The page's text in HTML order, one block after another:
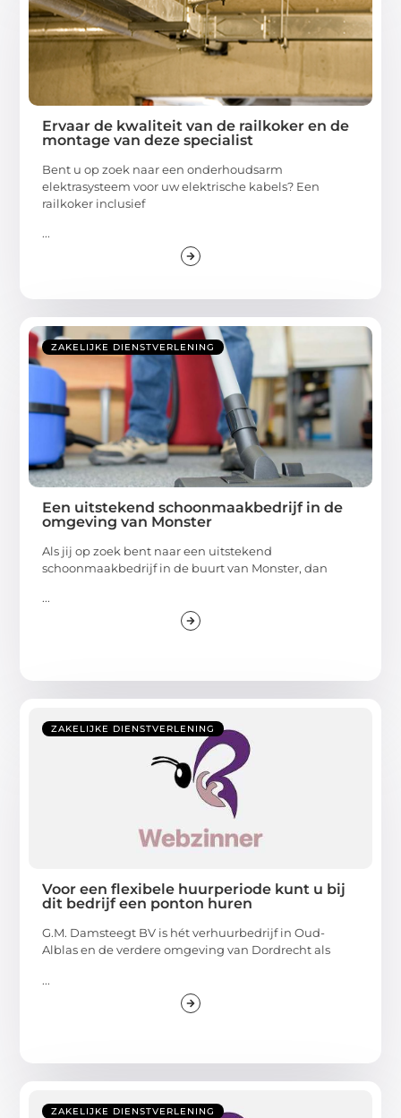
Ervaar de kwaliteit van de railkoker en de
montage van deze specialist
Bent u op zoek naar een onderhoudsarm
elektrasysteem voor uw elektrische kabels? Een
railkoker inclusief
...
ZAKELIJKE DIENSTVERLENING
Een uitstekend schoonmaakbedrijf in de
omgeving van Monster
Als jij op zoek bent naar een uitstekend
schoonmaakbedrijf in de buurt van Monster, dan
...
ZAKELIJKE DIENSTVERLENING
Voor een flexibele huurperiode kunt u bij
dit bedrijf een ponton huren
G.M. Damsteegt BV is hét verhuurbedrijf in Oud-
Alblas en de verdere omgeving van Dordrecht als
...
ZAKELIJKE DIENSTVERLENING